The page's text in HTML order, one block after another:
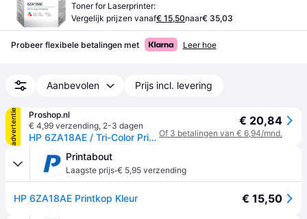
Toner for Laserprinter:
Vergelijk prijzen vanaf€ 15,50naar€ 35,03
Probeer flexibele betalingen met Leer hoe
Aanbevolen Prijs incl. levering
advertentie
Proshop.nl
€ 4,99 verzending, 2-3 dagen
HP 6ZA18AE / Tri-Color Printhead
€ 20,84
Of 3 betalingen van € 6,94/mnd.
Printabout
Laagste prijs·€ 5,95 verzending
HP 6ZA18AE Printkop Kleur € 15,50